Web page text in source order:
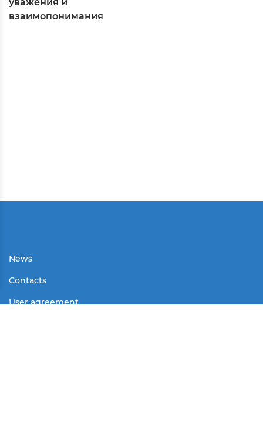
уважения и
взаимопонимания
News
Contacts
User agreement